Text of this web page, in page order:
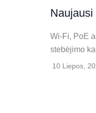
Wi‑Fi, PoE
stebėjimo
10 Liepos,